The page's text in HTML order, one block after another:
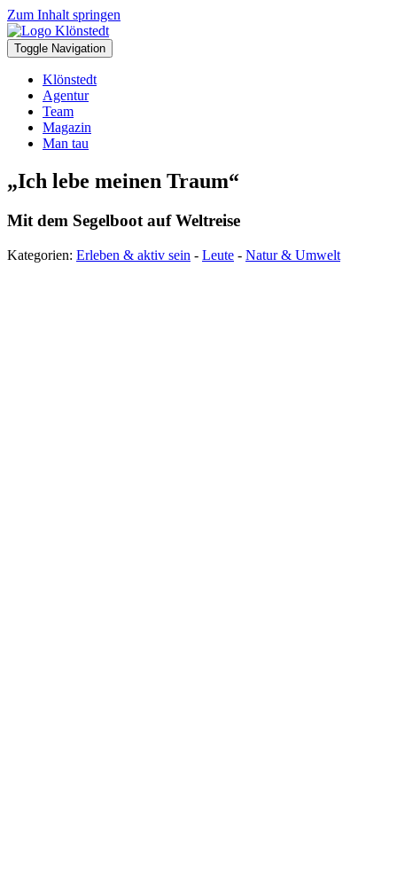
Zum Inhalt springen
Toggle Navigation
Klönstedt
Agentur
Team
Magazin
Man tau
„Ich lebe meinen Traum“
Mit dem Segelboot auf Weltreise
Kategorien: Erleben & aktiv sein - Leute - Natur & Umwelt